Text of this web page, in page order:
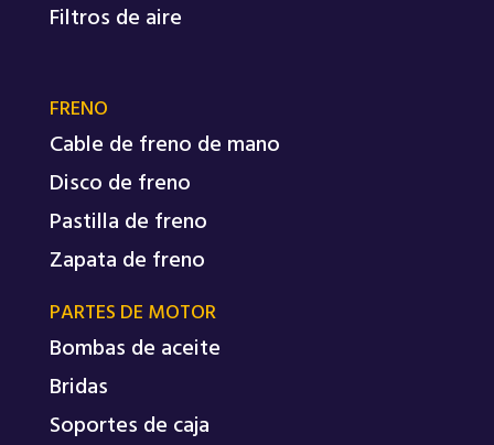
Filtros de aire
FRENO
Cable de freno de mano
Disco de freno
Pastilla de freno
Zapata de freno
PARTES DE MOTOR
Bombas de aceite
Bridas
Soportes de caja